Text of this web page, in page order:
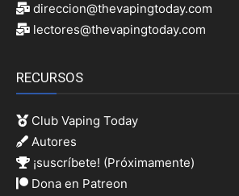
direccion@thevapingtoday.com
lectores@thevapingtoday.com
RECURSOS
Club Vaping Today
Autores
¡suscríbete! (Próximamente)
Dona en Patreon